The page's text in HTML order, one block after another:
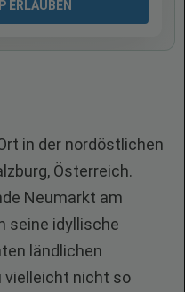
ERLAUBEN
in der nordöstlichen
Österreich.
Neumarkt am
seine idyllische
ländlichen
vielleicht nicht so